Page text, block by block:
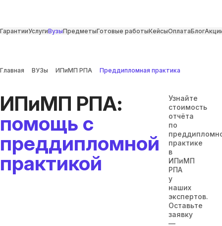
ГарантииУслугиВузыПредметыГотовые работыКейсыОплатаБлог
Главная ВУЗы ИПиМП РПА Преддипломная практика
ИПиМП РПА:
помощь с
преддипломной
практикой
Узнайте
стоимость
отчёта
по
практике
в
ИПиМП
РПА
у
наших
экспертов.
Оставьте
заявку
—